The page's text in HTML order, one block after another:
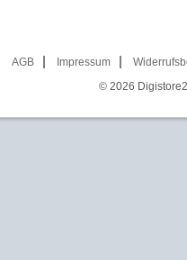
AGB Impressum
© 2026